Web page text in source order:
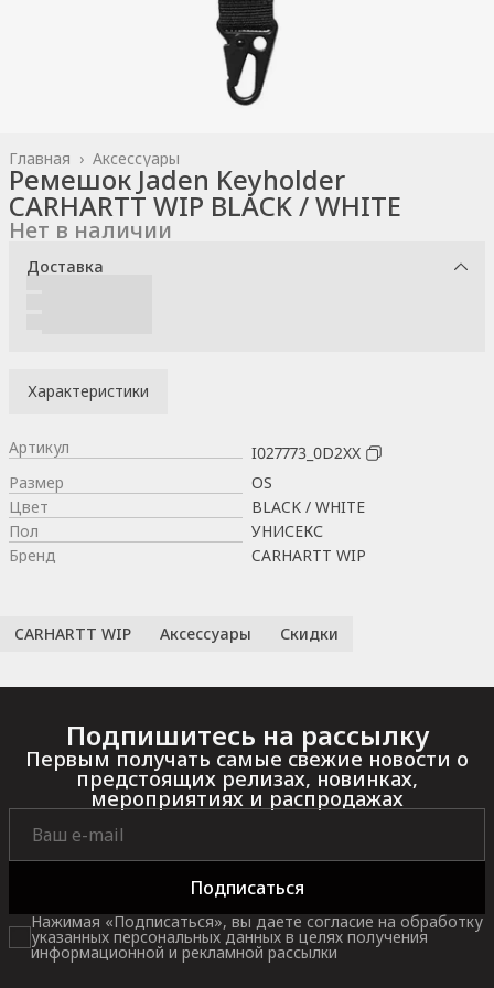
Аксессуары
Главная ›
Ремешок Jaden Keyholder
CARHARTT WIP BLACK / WHITE
Нет в наличии
Доставка
Характеристики
Артикул
I027773_0D2XX
Размер
OS
Цвет
BLACK / WHITE
Пол
УНИСЕКС
Бренд
CARHARTT WIP
CARHARTT WIP Аксессуары Скидки
Подпишитесь на рассылку
Первым получать самые свежие новости о
предстоящих релизах, новинках,
мероприятиях и распродажах
Подписаться
Нажимая «Подписаться», вы даете согласие на обработку
указанных персональных данных в целях получения
информационной и рекламной рассылки